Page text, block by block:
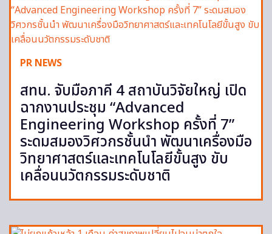
PR NEWS
สทน. จับมือภาคี 4 สถาบันวิจัยใหญ่ เปิด
ฉากงานประชุม “Advanced
Engineering Workshop ครั้งที่ 7”
ระดมสมองวิศวกรชั้นนำ พัฒนาเครื่องมือ
วิทยาศาสตร์และเทคโนโลยีขั้นสูง ขับ
เคลื่อนนวัตกรรมระดับชาติ